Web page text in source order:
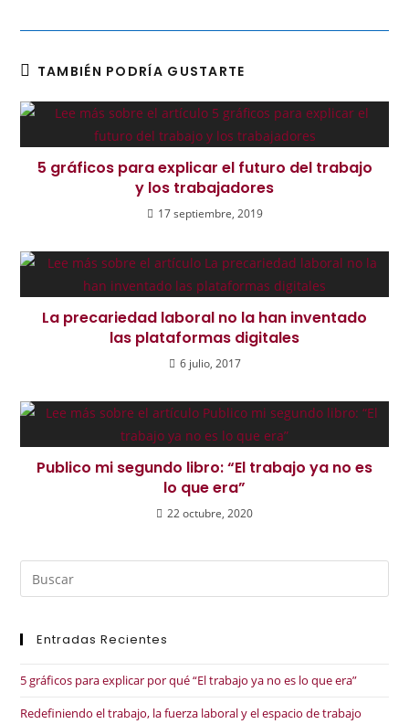
TAMBIÉN PODRÍA GUSTARTE
5 gráficos para explicar el futuro del trabajo
y los trabajadores
17 septiembre, 2019
La precariedad laboral no la han inventado
las plataformas digitales
6 julio, 2017
Publico mi segundo libro: “El trabajo ya no es
lo que era”
22 octubre, 2020
Entradas Recientes
5 gráficos para explicar por qué “El trabajo ya no es lo que era”
Redefiniendo el trabajo, la fuerza laboral y el espacio de trabajo